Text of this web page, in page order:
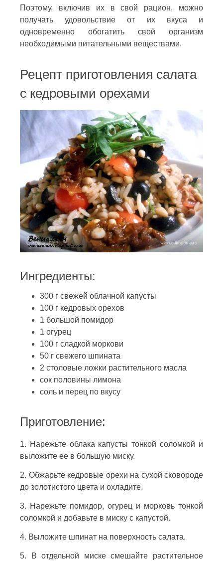
Поэтому, включив их в свой рацион, можно
получать удовольствие от их вкуса и
одновременно обогатить свой организм
необходимыми питательными веществами.
Рецепт приготовления салата
с кедровыми орехами
Ингредиенты:
300 г свежей облачной капусты
100 г кедровых орехов
1 большой помидор
1 огурец
100 г сладкой моркови
50 г свежего шпината
2 столовые ложки растительного масла
сок половины лимона
соль и перец по вкусу
Приготовление:
1. Нарежьте облака капусты тонкой соломкой и
выложите ее в большую миску.
2. Обжарьте кедровые орехи на сухой сковороде
до золотистого цвета и охладите.
3. Нарежьте помидор, огурец и морковь тонкой
соломкой и добавьте в миску с капустой.
4. Выложите шпинат на поверхность салата.
5. В отдельной миске смешайте растительное